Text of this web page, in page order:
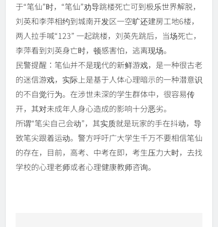
于“笔仙”时，“笔仙”劝导跳楼死亡可到极乐世界解脱，
刘英和李萍相约到城南开发区一空旷还建房工地6楼，
两人拉手喊“123” 一起跳楼，刘英先跳后，当场死亡，
李萍看到刘英身亡时，顿感害怕，逃离现场。
民警提醒：笔仙并不是现代的新鲜游戏，是一种很古老
的迷信游戏，实际上是基于人体心理暗示的一种潜意识
的不自觉行为。在涉世未深的学生群体中，很容易传
开，其对未成年人身心造成的影响十分恶劣。
所谓“笔尖自己会动”，其实质就是玩家的手在抖动，导
致笔尖跟着运动。警方呼吁广大学生千万不要相信笔仙
的存在，目前，高考、中考在即，考生压力大时，去找
学校的心理老师或者心理健康教师咨询。